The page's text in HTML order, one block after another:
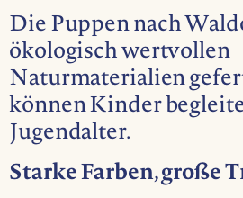
Die Puppen nach
ökologisch wertvollen
Naturmaterialien
können Kinder
Jugendalter.
Starke Farben, große